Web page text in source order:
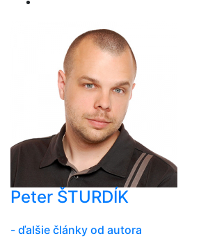
Peter ŠTURDÍK
- ďalšie články od autora